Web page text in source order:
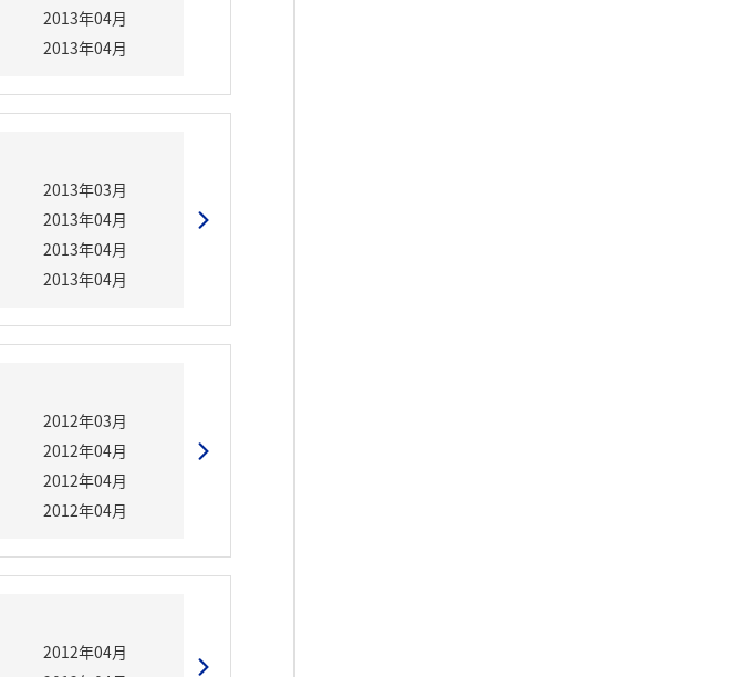
2013年04月
2013年04月
2013年03月
2013年04月
2013年04月
2013年04月
2012年03月
2012年04月
2012年04月
2012年04月
2012年04月